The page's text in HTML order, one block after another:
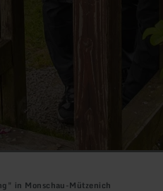
in Monschau-Mützenich